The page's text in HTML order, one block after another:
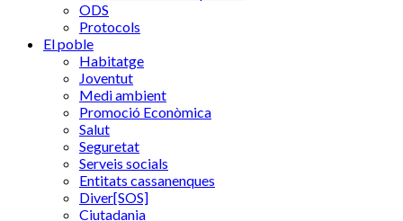
ODS
Protocols
El poble
Habitatge
Joventut
Medi ambient
Promoció Econòmica
Salut
Seguretat
Serveis socials
Entitats cassanenques
Diver[SOS]
Ciutadania